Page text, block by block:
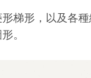
梯形，以及各
。